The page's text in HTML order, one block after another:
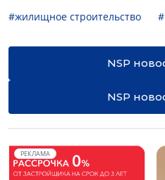
#жилищное строительство
NSP
NSP
РЕКЛАМА